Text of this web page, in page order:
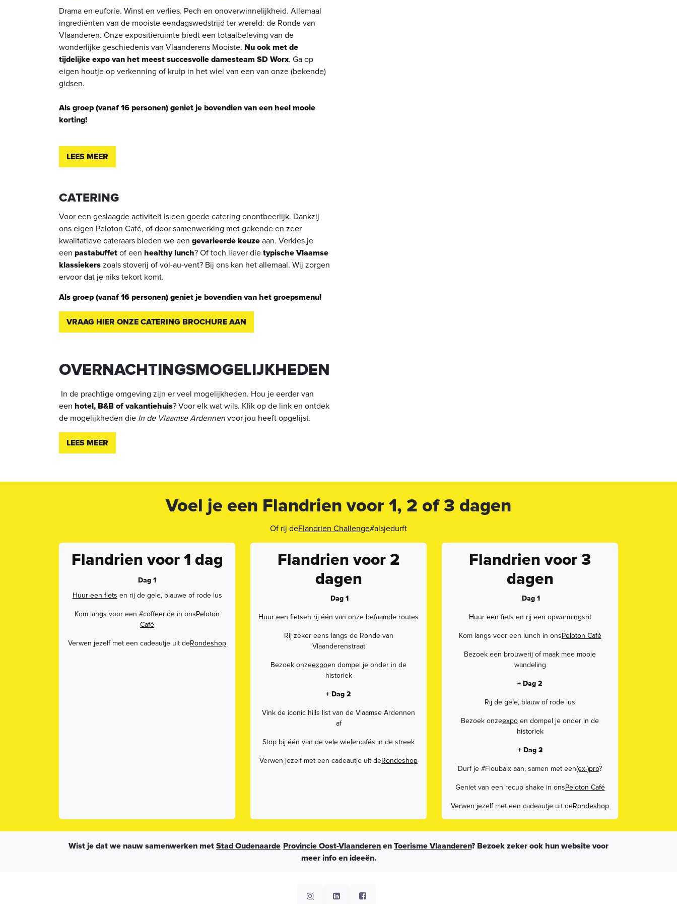
Drama en euforie. Winst en verlies. Pech en onoverwinnelijkheid. Allemaal
ingrediënten van de mooiste eendagswedstrijd ter wereld: de Ronde van
Vlaanderen. Onze expositieruimte biedt een totaalbeleving van de
wonderlijke geschiedenis van Vlaanderens Mooiste. Nu ook met de
tijdelijke expo van het meest succesvolle damesteam SD Worx. Ga op
eigen houtje op verkenning of kruip in het wiel van een van onze (bekende)
gidsen.
Als groep (vanaf 16 personen) geniet je bovendien van een heel mooie
korting!
LEES MEER
CATERING
Voor een geslaagde activiteit is een goede catering onontbeerlijk. Dankzij
ons eigen Peloton Café, of door samenwerking met gekende en zeer
kwalitatieve cateraars bieden we een gevarieerde keuze aan. Verkies je
een pastabuffet of een healthy lunch? Of toch liever die typische Vlaamse
klassiekers zoals stoverij of vol-au-vent? Bij ons kan het allemaal. Wij zorgen
ervoor dat je niks tekort komt.
Als groep (vanaf 16 personen) geniet je bovendien van het groepsmenu!
VRAAG HIER ONZE CATERING BROCHURE AAN
OVERNACHTINGSMOGELIJKHEDEN
In de prachtige omgeving zijn er veel mogelijkheden. Hou je eerder van
een hotel, B&B of vakantiehuis? Voor elk wat wils. Klik op de link en ontdek
de mogelijkheden die In de Vlaamse Ardennen voor jou heeft opgelijst.
LEES MEER
Voel je een Flandrien voor 1, 2 of 3 dagen
Of rij deFlandrien Challenge#alsjedurft
Flandrien voor 1 dag
Dag 1
Huur een fiets en rij de gele, blauwe of rode lus
Kom langs voor een #coffeeride in onsPeloton
Café
Verwen jezelf met een cadeautje uit deRondeshop
Flandrien voor 2
dagen
Dag 1
Huur een fietsen rij één van onze befaamde routes
Rij zeker eens langs de Ronde van
Vlaanderenstraat
Bezoek onzeexpoen dompel je onder in de
historiek
+ Dag 2
Vink de iconic hills list van de Vlaamse Ardennen
af
Stop bij één van de vele wielercafés in de streek
Verwen jezelf met een cadeautje uit deRondeshop
Flandrien voor 3
dagen
Dag 1
Huur een fiets en rij een opwarmingsrit
Kom langs voor een lunch in onsPeloton Café
Bezoek een brouwerij of maak mee mooie
wandeling
+ Dag 2
Rij de gele, blauw of rode lus
Bezoek onzeexpo en dompel je onder in de
historiek
+ Dag 3
Durf je #Floubaix aan, samen met een(ex-)pro?
Geniet van een recup shake in onsPeloton Café
Verwen jezelf met een cadeautje uit deRondeshop
Wist je dat we nauw samenwerken met Stad Oudenaarde Provincie Oost-Vlaanderen en Toerisme Vlaanderen? Bezoek zeker ook hun website voor
meer info en ideeën.